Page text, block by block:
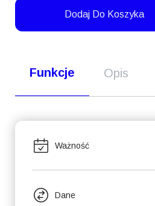
Dodaj Do Koszyka
Funkcje Opis
Ważność
Dane